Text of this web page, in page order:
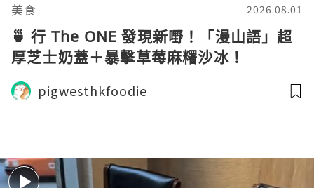
美食 2026.08.01
🍵 行 The ONE 發現新嘢！「漫山語」超
厚芝士奶蓋＋暴擊草莓麻糬沙冰！
pigwesthkfoodie